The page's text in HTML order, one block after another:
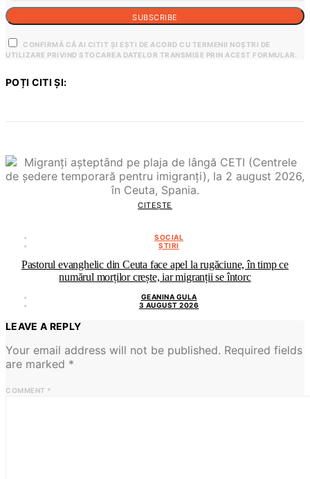
SUBSCRIBE
CONFIRMĂ CĂ AI CITIT ȘI EȘTI DE ACORD CU TERMENII NOȘTRI DE
UTILIZARE PRIVIND STOCAREA DATELOR TRANSMISE PRIN ACEST FORMULAR.
POȚI CITI ȘI:
CITEȘTE
SOCIAL
ȘTIRI
Pastorul evanghelic din Ceuta face apel la rugăciune, în timp ce
numărul morților crește, iar migranții se întorc
GEANINA GULA
3 AUGUST 2026
LEAVE A REPLY
Your email address will not be published. Required fields
are marked *
COMMENT *